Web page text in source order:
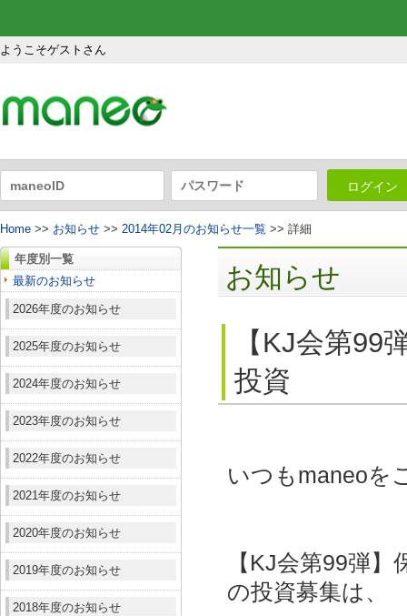
ようこそゲストさん
ログイン
Home >> お知らせ >> 2014年02月のお知らせ一覧 >> 詳細
年度別一覧
最新のお知らせ
2026年度のお知らせ
2025年度のお知らせ
2024年度のお知らせ
2023年度のお知らせ
2022年度のお知らせ
2021年度のお知らせ
2020年度のお知らせ
2019年度のお知らせ
2018年度のお知らせ
お知らせ
【KJ会第99
投資
いつもmaneoを
【KJ会第99弾
の投資募集は、